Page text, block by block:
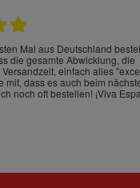
always